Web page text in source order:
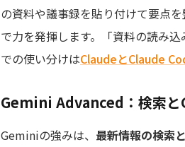
の資料や議事録を貼り付けて要点
で力を発揮します。「資料の読み
での使い分けはClaudeとClaude
Gemini Advanced：検索と
Geminiの強みは、 最新情報の検索